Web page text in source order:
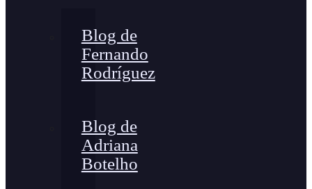
Blog de
Fernando
Rodríguez
Blog de
Adriana
Botelho